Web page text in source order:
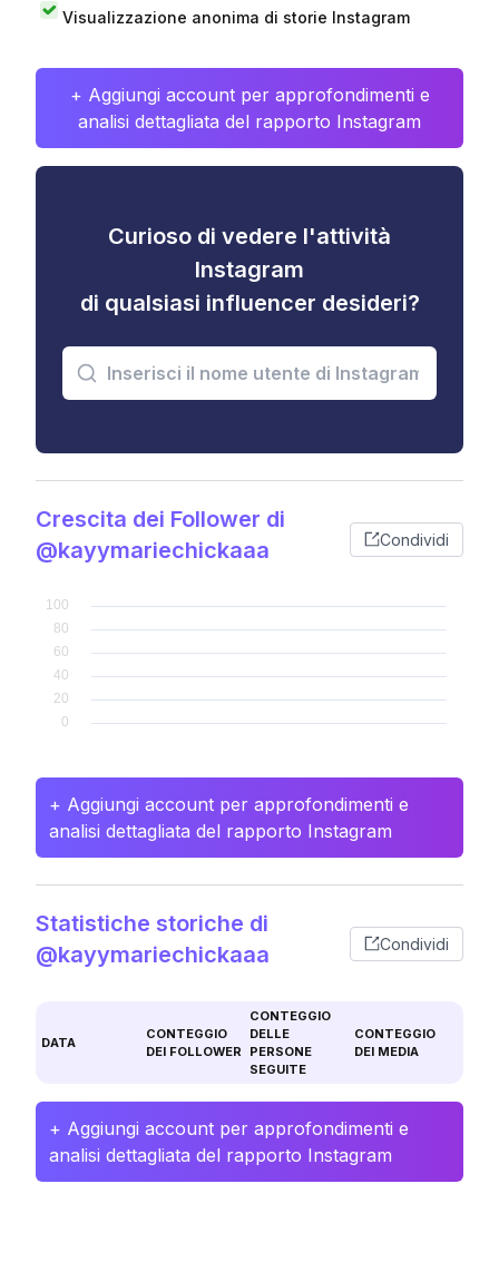
Visualizzazione anonima di storie Instagram
+ Aggiungi account per approfondimenti e
analisi dettagliata del rapporto Instagram
Curioso di vedere l'attività
Instagram
di qualsiasi influencer desideri?
Crescita dei Follower di
@kayymariechickaaa
Condividi
+ Aggiungi account per approfondimenti e
analisi dettagliata del rapporto Instagram
Statistiche storiche di
@kayymariechickaaa
Condividi
DATA
CONTEGGIO
DEI FOLLOWER
CONTEGGIO
DELLE
PERSONE
SEGUITE
CONTEGGIO
DEI MEDIA
+ Aggiungi account per approfondimenti e
analisi dettagliata del rapporto Instagram